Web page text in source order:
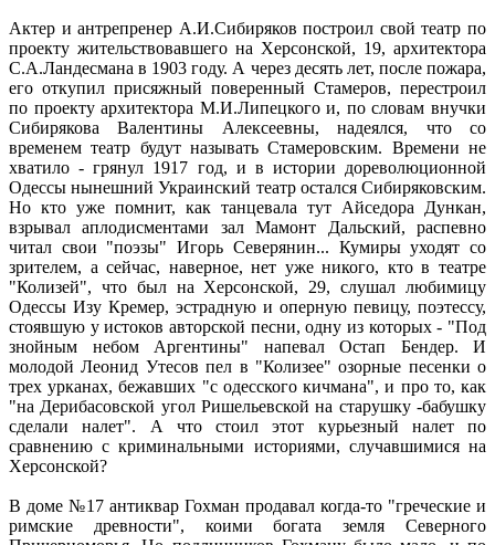
Актер и антрепренер А.И.Сибиряков построил свой театр по
проекту жительствовавшего на Херсонской, 19, архитектора
С.А.Ландесмана в 1903 году. А через десять лет, после пожара,
его откупил присяжный поверенный Стамеров, перестроил
по проекту архитектора М.И.Липецкого и, по словам внучки
Сибирякова Валентины Алексеевны, надеялся, что со
временем театр будут называть Стамеровским. Времени не
хватило - грянул 1917 год, и в истории дореволюционной
Одессы нынешний Украинский театр остался Сибиряковским.
Но кто уже помнит, как танцевала тут Айседора Дункан,
взрывал аплодисментами зал Мамонт Дальский, распевно
читал свои "поэзы" Игорь Северянин... Кумиры уходят со
зрителем, а сейчас, наверное, нет уже никого, кто в театре
"Колизей", что был на Херсонской, 29, слушал любимицу
Одессы Изу Кремер, эстрадную и оперную певицу, поэтессу,
стоявшую у истоков авторской песни, одну из которых - "Под
знойным небом Аргентины" напевал Остап Бендер. И
молодой Леонид Утесов пел в "Колизее" озорные песенки о
трех урканах, бежавших "с одесского кичмана", и про то, как
"на Дерибасовской угол Ришельевской на старушку -бабушку
сделали налет". А что стоил этот курьезный налет по
сравнению с криминальными историями, случавшимися на
Херсонской?
В доме №17 антиквар Гохман продавал когда-то "греческие и
римские древности", коими богата земля Северного